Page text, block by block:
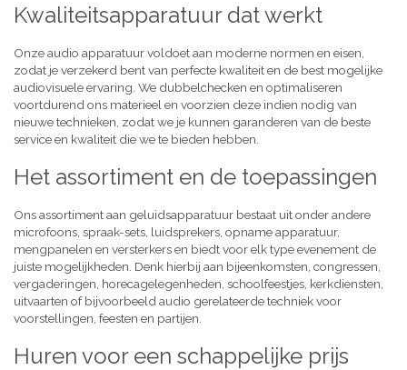
Kwaliteitsapparatuur dat werkt
Onze audio apparatuur voldoet aan moderne normen en eisen,
zodat je verzekerd bent van perfecte kwaliteit en de best mogelijke
audiovisuele ervaring. We dubbelchecken en optimaliseren
voortdurend ons materieel en voorzien deze indien nodig van
nieuwe technieken, zodat we je kunnen garanderen van de beste
service en kwaliteit die we te bieden hebben.
Het assortiment en de toepassingen
Ons assortiment aan geluidsapparatuur bestaat uit onder andere
microfoons, spraak-sets, luidsprekers, opname apparatuur,
mengpanelen en versterkers en biedt voor elk type evenement de
juiste mogelijkheden. Denk hierbij aan bijeenkomsten, congressen,
vergaderingen, horecagelegenheden, schoolfeestjes, kerkdiensten,
uitvaarten of bijvoorbeeld audio gerelateerde techniek voor
voorstellingen, feesten en partijen.
Huren voor een schappelijke prijs